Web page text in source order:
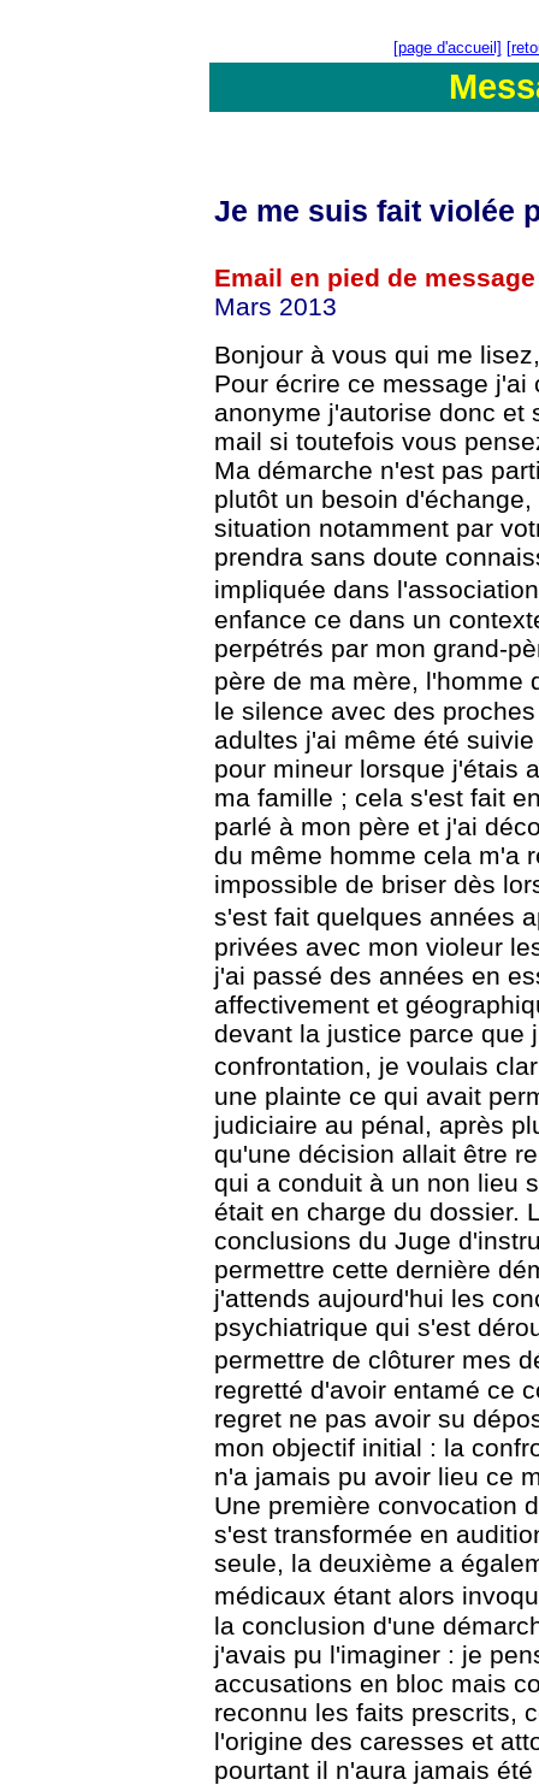
[page d'accueil]
Je me suis fait violée
Email en pied de message
Mars 2013
Bonjour à vous qui me lisez,
Pour écrire ce message
anonyme j'autorise donc et
mail si toutefois vous
Ma démarche n'est pas
plutôt un besoin
situation notamment par
prendra sans doute
impliquée dans
enfance ce dans un
perpétrés par mon grand-
père de ma mère, l'homme
le silence avec des
adultes j'ai même été
pour mineur lorsque j'étais
ma famille ; cela s'est fait
parlé à mon père et j'ai
du même homme cela m'a
impossible de briser dès
s'est fait quelques années
privées avec mon violeur
j'ai passé des années en
affectivement et
devant la justice parce que
confrontation, je voulais
une plainte ce qui avait
judiciaire au pénal, après
qu'une décision allait être
qui a conduit à un non lieu
était en charge du dossier.
conclusions du Juge
permettre cette dernière
j'attends aujourd'hui les
psychiatrique qui s'est
permettre de clôturer mes
regretté d'avoir entamé ce
regret ne pas avoir su
mon objectif initial : la
n'a jamais pu avoir lieu ce
Une première convocation
s'est transformée en
seule, la deuxième a
médicaux étant alors
la conclusion d'une
j'avais pu l'imaginer : je
accusations en bloc mais
reconnu les faits prescrits,
l'origine des caresses et
pourtant il n'aura jamais